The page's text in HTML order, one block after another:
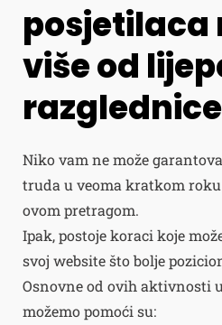
posjetilaca
više od
Niko vam ne može
truda u veoma kratkom
ovom pretragom.
Ipak, postoje koraci koje
svoj website što bolje
Osnovne od ovih aktivnosti
možemo pomoći su: